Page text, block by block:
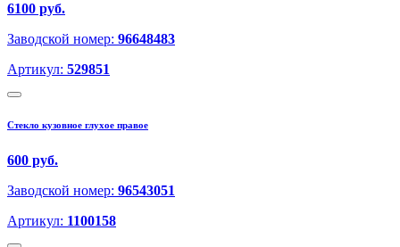
6100 руб.
Заводской номер: 96648483
Артикул: 529851
Стекло кузовное глухое правое
600 руб.
Заводской номер: 96543051
Артикул: 1100158